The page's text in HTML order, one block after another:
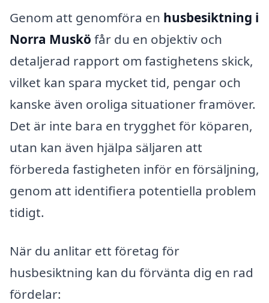
Genom att genomföra en husbesiktning i
Norra Muskö får du en objektiv och
detaljerad rapport om fastighetens skick,
vilket kan spara mycket tid, pengar och
kanske även oroliga situationer framöver.
Det är inte bara en trygghet för köparen,
utan kan även hjälpa säljaren att
förbereda fastigheten inför en försäljning,
genom att identifiera potentiella problem
tidigt.
När du anlitar ett företag för
husbesiktning kan du förvänta dig en rad
fördelar: